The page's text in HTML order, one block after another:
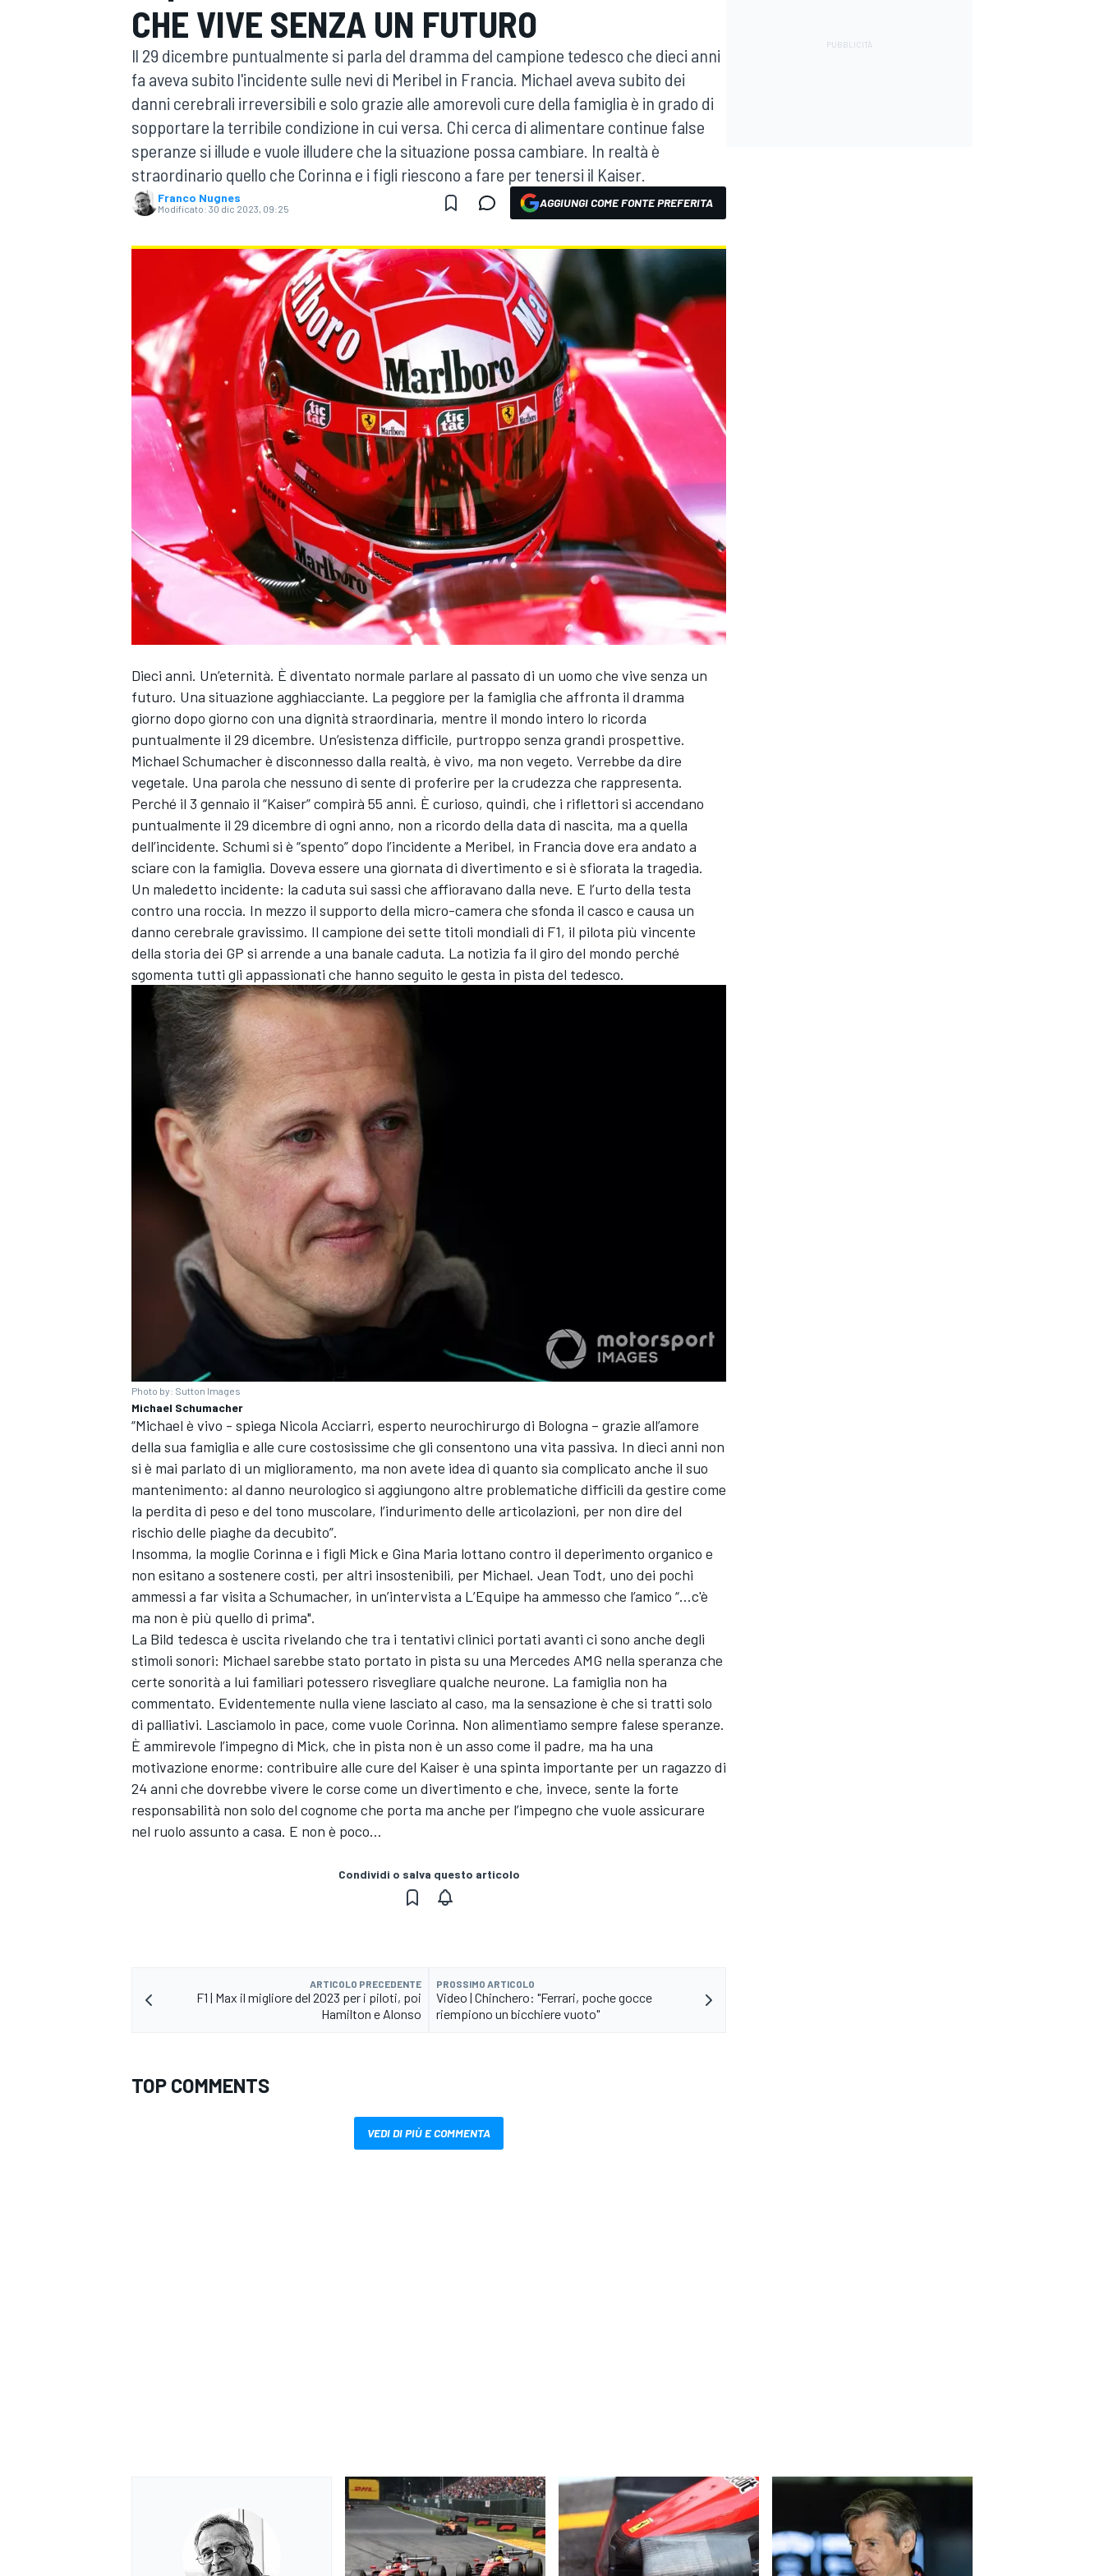
MOTOGP WEC
WRC
MONOPOSTO
ENDURANCE/GT
MONOMARCA
CHE VIVE SENZA UN FUTURO
Il 29 dicembre puntualmente si parla del dramma del campione tedesco che dieci anni
fa aveva subito l'incidente sulle nevi di Meribel in Francia. Michael aveva subito dei
danni cerebrali irreversibili e solo grazie alle amorevoli cure della famiglia è in grado di
sopportare la terribile condizione in cui versa. Chi cerca di alimentare continue false
speranze si illude e vuole illudere che la situazione possa cambiare. In realtà è
straordinario quello che Corinna e i figli riescono a fare per tenersi il Kaiser.
Franco Nugnes
Modificato: 30 dic 2023, 09:25 AGGIUNGI COME FONTE PREFERITA
Dieci anni. Un’eternità. È diventato normale parlare al passato di un uomo che vive senza un
futuro. Una situazione agghiacciante. La peggiore per la famiglia che affronta il dramma
giorno dopo giorno con una dignità straordinaria, mentre il mondo intero lo ricorda
puntualmente il 29 dicembre. Un’esistenza difficile, purtroppo senza grandi prospettive.
Michael Schumacher è disconnesso dalla realtà, è vivo, ma non vegeto. Verrebbe da dire
vegetale. Una parola che nessuno di sente di proferire per la crudezza che rappresenta.
Perché il 3 gennaio il “Kaiser” compirà 55 anni. È curioso, quindi, che i riflettori si accendano
puntualmente il 29 dicembre di ogni anno, non a ricordo della data di nascita, ma a quella
dell’incidente. Schumi si è “spento” dopo l’incidente a Meribel, in Francia dove era andato a
sciare con la famiglia. Doveva essere una giornata di divertimento e si è sfiorata la tragedia.
Un maledetto incidente: la caduta sui sassi che affioravano dalla neve. E l’urto della testa
contro una roccia. In mezzo il supporto della micro-camera che sfonda il casco e causa un
danno cerebrale gravissimo. Il campione dei sette titoli mondiali di F1, il pilota più vincente
della storia dei GP si arrende a una banale caduta. La notizia fa il giro del mondo perché
sgomenta tutti gli appassionati che hanno seguito le gesta in pista del tedesco.
Photo by: Sutton Images
Michael Schumacher
“Michael è vivo - spiega Nicola Acciarri, esperto neurochirurgo di Bologna – grazie all’amore
della sua famiglia e alle cure costosissime che gli consentono una vita passiva. In dieci anni non
si è mai parlato di un miglioramento, ma non avete idea di quanto sia complicato anche il suo
mantenimento: al danno neurologico si aggiungono altre problematiche difficili da gestire come
la perdita di peso e del tono muscolare, l’indurimento delle articolazioni, per non dire del
rischio delle piaghe da decubito”.
Insomma, la moglie Corinna e i figli Mick e Gina Maria lottano contro il deperimento organico e
non esitano a sostenere costi, per altri insostenibili, per Michael. Jean Todt, uno dei pochi
ammessi a far visita a Schumacher, in un’intervista a L’Equipe ha ammesso che l’amico “…c'è
ma non è più quello di prima".
La Bild tedesca è uscita rivelando che tra i tentativi clinici portati avanti ci sono anche degli
stimoli sonori: Michael sarebbe stato portato in pista su una Mercedes AMG nella speranza che
certe sonorità a lui familiari potessero risvegliare qualche neurone. La famiglia non ha
commentato. Evidentemente nulla viene lasciato al caso, ma la sensazione è che si tratti solo
di palliativi. Lasciamolo in pace, come vuole Corinna. Non alimentiamo sempre falese speranze.
È ammirevole l’impegno di Mick, che in pista non è un asso come il padre, ma ha una
motivazione enorme: contribuire alle cure del Kaiser è una spinta importante per un ragazzo di
24 anni che dovrebbe vivere le corse come un divertimento e che, invece, sente la forte
responsabilità non solo del cognome che porta ma anche per l’impegno che vuole assicurare
nel ruolo assunto a casa. E non è poco…
Condividi o salva questo articolo
ARTICOLO PRECEDENTE
F1 | Max il migliore del 2023 per i piloti, poi
Hamilton e Alonso
PROSSIMO ARTICOLO
Video | Chinchero: "Ferrari, poche gocce
riempiono un bicchiere vuoto"
TOP COMMENTS
VEDI DI PIÙ E COMMENTA